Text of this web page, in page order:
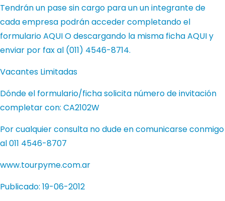
Tendrán un pase sin cargo para un un integrante de
cada empresa podrán acceder completando el
formularioAQUIO descargando la misma fichaAQUIy
enviar por fax al (011) 4546-8714.
Vacantes Limitadas
Dónde el formulario/ficha solicita número de invitación
completar con: CA2102W
Por cualquier consulta no dude en comunicarse conmigo
al 011 4546-8707
www.tourpyme.com.ar
Publicado: 19-06-2012